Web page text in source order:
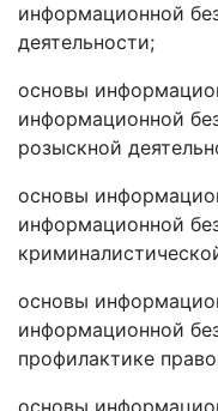
информационной
деятельности;
основы
информационной
розыскной
основы
информационной
основы
информационной
профилактике
основы